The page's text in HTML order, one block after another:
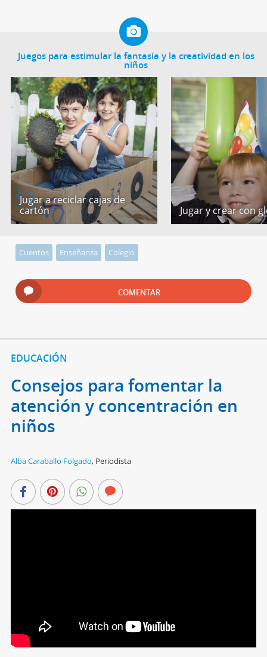
Juegos para estimular la fantasía y la creatividad en los
niños
Jugar a reciclar cajas de
cartón
Jugar y crear con
Cuentos Enseñanza Colegio
COMENTAR
EDUCACIÓN
Consejos para fomentar la
atención y concentración en
niños
Alba Caraballo Folgado, Periodista